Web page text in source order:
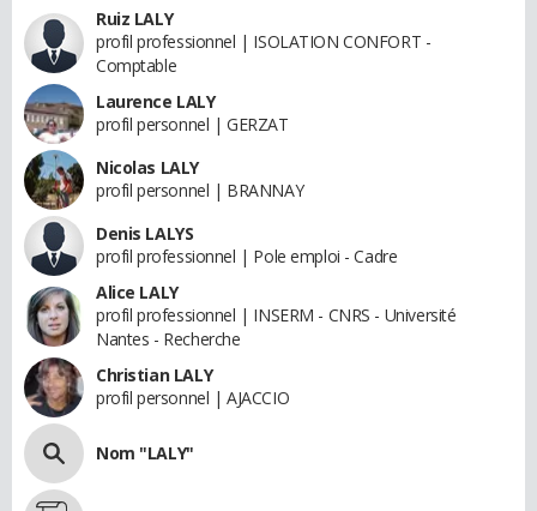
Ruiz LALY
profil professionnel | ISOLATION CONFORT -
Comptable
Laurence LALY
profil personnel | GERZAT
Nicolas LALY
profil personnel | BRANNAY
Denis LALYS
profil professionnel | Pole emploi - Cadre
Alice LALY
profil professionnel | INSERM - CNRS - Université
Nantes - Recherche
Christian LALY
profil personnel | AJACCIO
Nom "LALY"